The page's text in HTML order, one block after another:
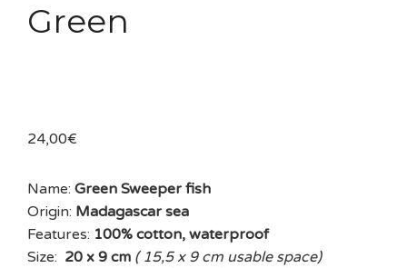
Green
24,00€
Name: Green Sweeper fish
Origin: Madagascar sea
Features: 100% cotton, waterproof
Size: 20 x 9 cm ( 15,5 x 9 cm usable space)